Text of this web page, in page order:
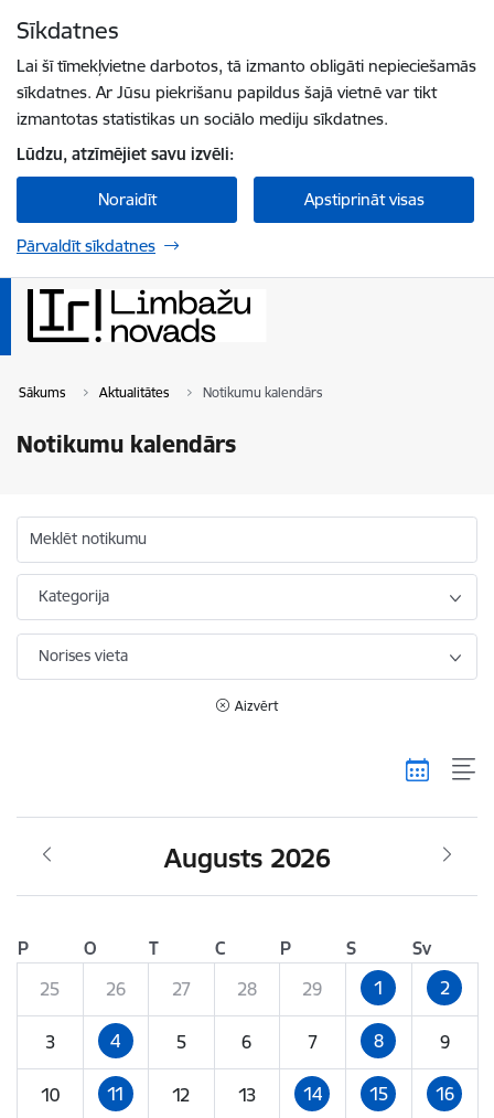
Sīkdatnes
Lai šī tīmekļvietne darbotos, tā izmanto obligāti nepieciešamās
sīkdatnes. Ar Jūsu piekrišanu papildus šajā vietnē var tikt
izmantotas statistikas un sociālo mediju sīkdatnes.
Lūdzu, atzīmējiet savu izvēli:
Noraidīt Apstiprināt visas
Pārvaldīt sīkdatnes
Sākums Aktualitātes Notikumu kalendārs
Notikumu kalendārs
Meklēt notikumu
Kategorija
Norises vieta
Aizvērt
Augusts 2026
P O T C P S
Sv
25
26 27 28 29 1 2
3 4 5 6 7 8 9
10 11 12 13 14 15 16